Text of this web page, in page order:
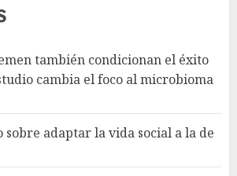
también condicionan el éxito
cambia el foco al microbioma
adaptar la vida social a la de
¿Sería posible saber si un
ingenio artificial tiene
AGOSTO 6, 2026